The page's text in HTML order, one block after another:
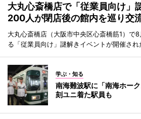
大丸心斎橋店で「従業員向け」
200人が閉店後の館内を巡り交
大丸心斎橋店（大阪市中央区心斎橋筋1）で
る「従業員向け」謎解きイベントが開催され
学ぶ・知る
南海難波駅に「南海ホー
刻ユニ着た駅員も